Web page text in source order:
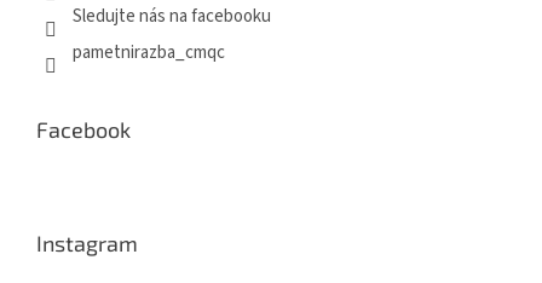
Sledujte nás na facebooku
pametnirazba_cmqc
Facebook
Instagram